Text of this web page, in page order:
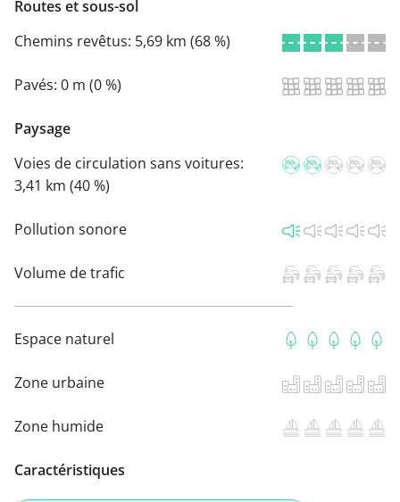
Routes et sous-sol
Chemins revêtus: 5,69 km (68 %)
Pavés: 0 m (0 %)
Paysage
Voies de circulation sans voitures:
3,41 km (40 %)
Pollution sonore
Volume de trafic
Espace naturel
Zone urbaine
Zone humide
Caractéristiques